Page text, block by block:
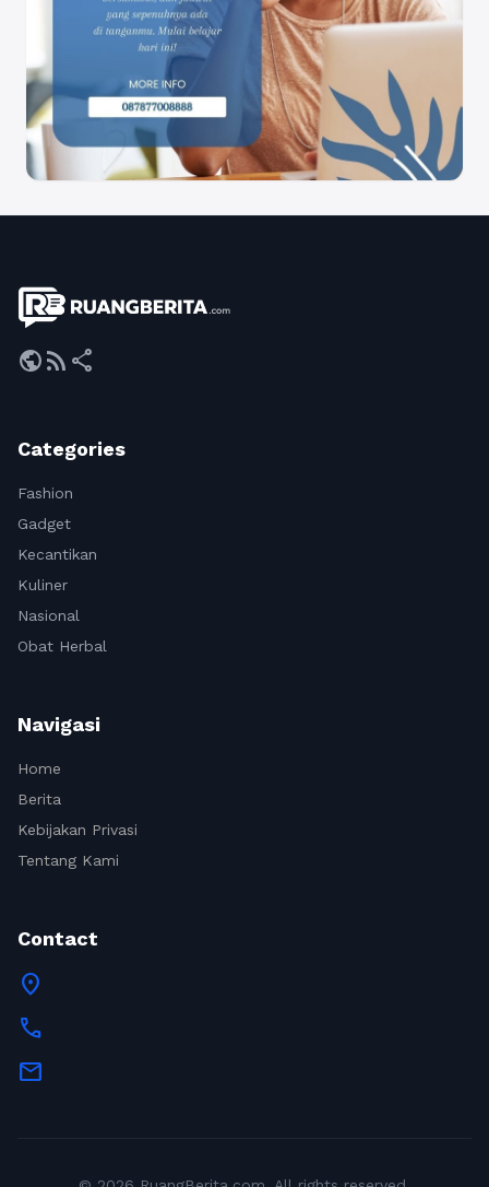
publicrss_feed share
Categories
Fashion
Gadget
Kecantikan
Kuliner
Nasional
Obat Herbal
Navigasi
Home
Berita
Kebijakan Privasi
Tentang Kami
Contact
location_on
call
mail